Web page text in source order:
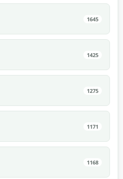
1645
1425
1275
1171
1168